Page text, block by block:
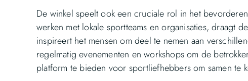
De winkel speelt ook een cruciale rol in het
werken met lokale sportteams en organisaties, draagt
inspireert het mensen om deel te nemen aan
regelmatig evenementen en workshops om de
platform te bieden voor sportliefhebbers om samen te